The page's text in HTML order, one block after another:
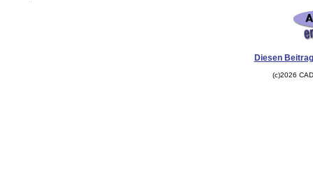
Diesen
(c)2026